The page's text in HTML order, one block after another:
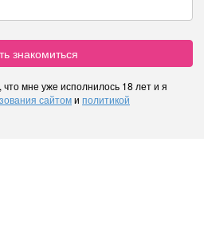
знакомиться
мне уже исполнилось 18 лет и я
сайтоми политикой